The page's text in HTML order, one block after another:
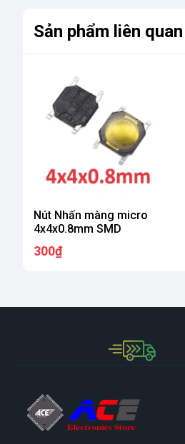
Sản phẩm liên quan
Nút Nhấn màng micro
4x4x0.8mm SMD
300₫